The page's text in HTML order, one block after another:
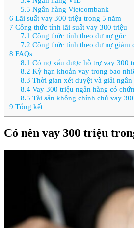
5.5 Ngân hàng Vietcombank
6 Lãi suất vay 300 triệu trong 5 năm
7 Công thức tính lãi suất vay 300 triệu
7.1 Công thức tính theo dư nợ gốc
7.2 Công thức tính theo dư nợ giảm
8 FAQs
8.1 Có nợ xấu được hỗ trợ vay 300
8.2 Kỳ hạn khoản vay trong bao
8.3 Thời gian xét duyệt và giải
8.4Vay 300 triệu ngân hàng có
8.5 Tài sản không chính chủ vay
9 Tổng kết
Có nên vay 300 triệu